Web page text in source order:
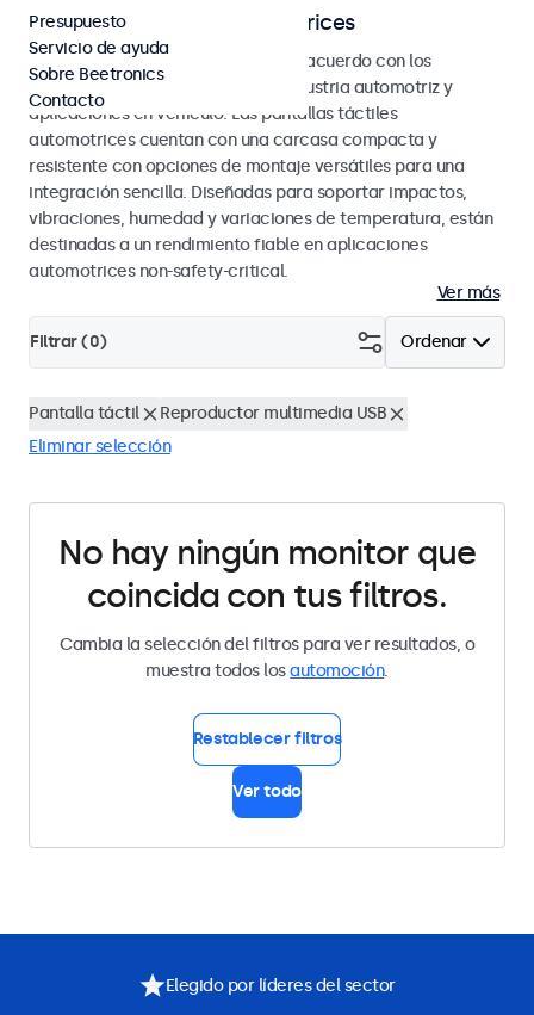
Pantallas táctiles automotrices
Pantallas táctiles desarrolladas de acuerdo con los
estándares eMark y SAE para la industria automotriz y
aplicaciones en vehículo. Las pantallas táctiles
automotrices cuentan con una carcasa compacta y
resistente con opciones de montaje versátiles para una
integración sencilla. Diseñadas para soportar impactos,
vibraciones, humedad y variaciones de temperatura, están
destinadas a un rendimiento fiable en aplicaciones
automotrices non-safety-critical.
Ver más
Ordenar
Filtrar (0)
Pantalla táctil
Reproductor multimedia USB
Eliminar selección
No hay ningún monitor que
coincida con tus filtros.
Cambia la selección del filtros para ver resultados, o
muestra todos losautomoción.
Restablecer filtros
Ver todo
Presupuesto
Servicio de ayuda
Sobre Beetronics
Contacto
Elegido por líderes del sector